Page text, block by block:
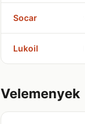
Socar
Lukoil
Velemenyek